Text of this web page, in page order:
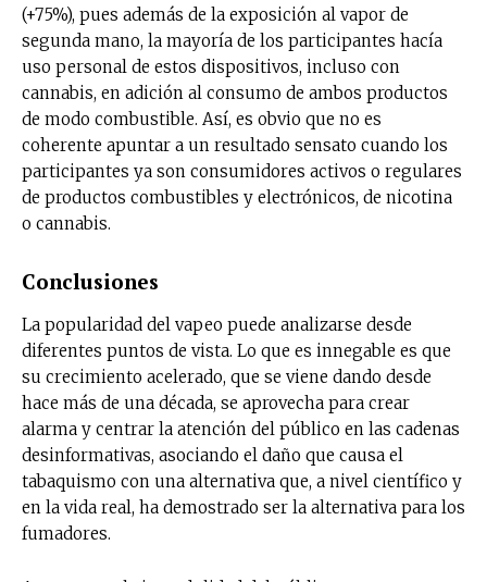
Subscribe to our daily clipping and
receive all the news of vaping and
tobacco harm reduction in your email.
SUBSCRIBIRSE
(+75%), pues además de la exposición al vapor de
segunda mano, la mayoría de los participantes hacía
uso personal de estos dispositivos, incluso con
cannabis, en adición al consumo de ambos productos
de modo combustible. Así, es obvio que no es
coherente apuntar a un resultado sensato cuando los
participantes ya son consumidores activos o regulares
de productos combustibles y electrónicos, de nicotina
o cannabis.
Conclusiones
La popularidad del vapeo puede analizarse desde
diferentes puntos de vista. Lo que es innegable es que
su crecimiento acelerado, que se viene dando desde
hace más de una década, se aprovecha para crear
alarma y centrar la atención del público en las cadenas
desinformativas, asociando el daño que causa el
tabaquismo con una alternativa que, a nivel científico y
en la vida real, ha demostrado ser la alternativa para los
fumadores.